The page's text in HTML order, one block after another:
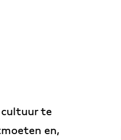
cultuur te
en,